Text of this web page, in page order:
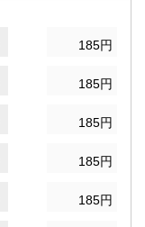
185円
185円
185円
185円
185円